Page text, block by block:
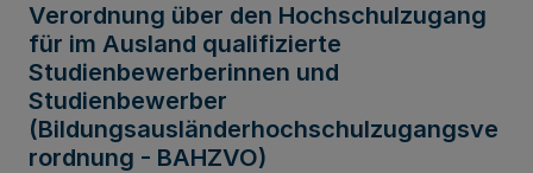
Verordnung über den Hochschulzugang
für im Ausland qualifizierte
Studienbewerberinnen und
Studienbewerber
(Bildungsausländerhochschulzugangsve
rordnung - BAHZVO)